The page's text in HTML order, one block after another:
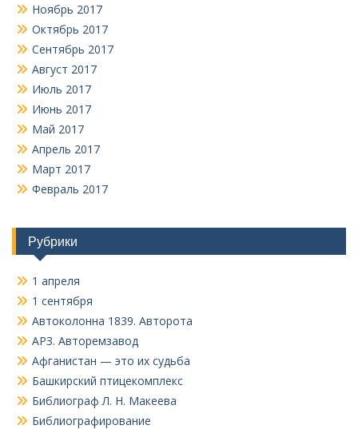
Ноябрь 2017
Октябрь 2017
Сентябрь 2017
Август 2017
Июль 2017
Июнь 2017
Май 2017
Апрель 2017
Март 2017
Февраль 2017
Рубрики
1 апреля
1 сентября
Автоколонна 1839. Авторота
АРЗ. Авторемзавод
Афганистан — это их судьба
Башкирский птицекомплекс
Библиограф Л. Н. Макеева
Библиографирование